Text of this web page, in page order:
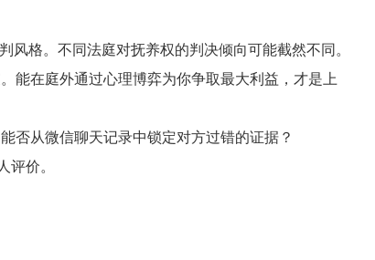
格。不同法庭对抚养权的判决倾向可能截然不同。
能在庭外通过心理博弈为你争取最大利益，才是上
否从微信聊天记录中锁定对方过错的证据？
评价。